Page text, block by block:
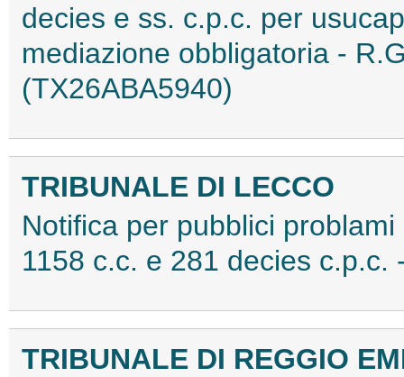
decies e ss. c.p.c. per
mediazione obbligatoria -
(TX26ABA5940)
TRIBUNALE DI LECCO
Notifica per pubblici
1158 c.c. e 281 decies
TRIBUNALE DI REGGIO